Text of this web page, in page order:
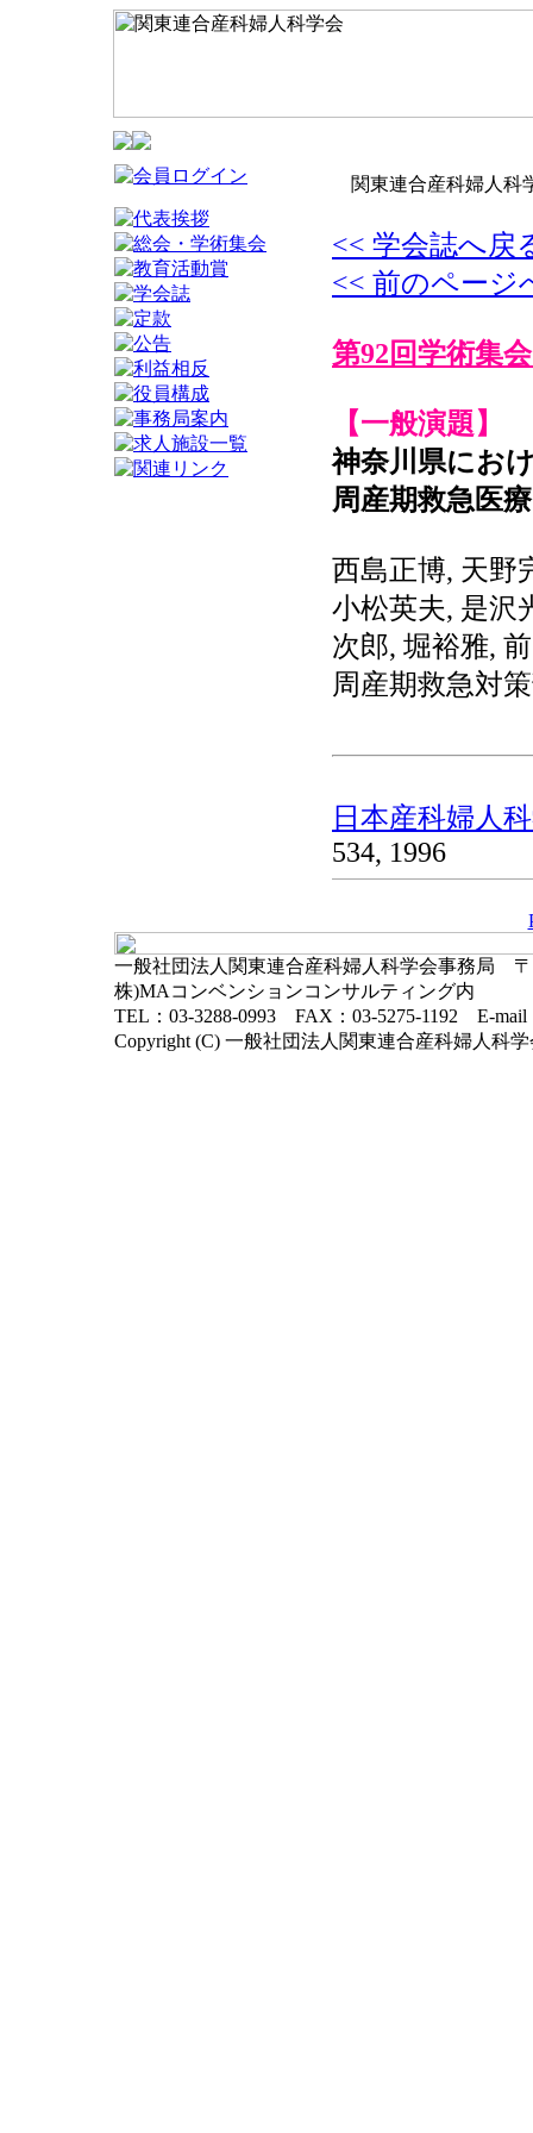
関東連合産科婦人科
<< 学会誌へ戻
<< 前のページ
第92回学術集会
【一般演題】
神奈川県にお
周産期救急医
西島正博, 天野
小松英夫, 是沢
次郎, 堀裕雅,
周産期救急対
日本産科婦人
534, 1996
一般社団法人関東連合産科婦人科学会事務局 〒
株)MAコンベンションコンサルティング内
TEL：03-3288-0993 FAX：03-5275-1192 E-mail
Copyright (C) 一般社団法人関東連合産科婦人科